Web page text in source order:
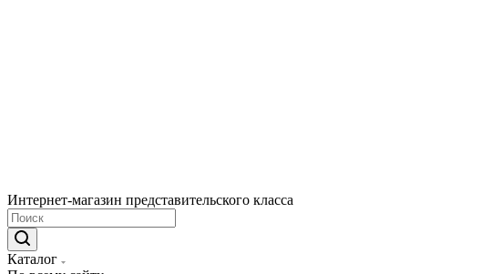
Интернет-магазин представительского класса
Каталог